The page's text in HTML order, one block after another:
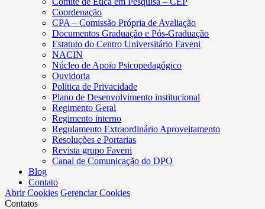
Coordenação
CPA – Comissão Própria de Avaliação
Documentos Graduação e Pós-Graduação
Estatuto do Centro Universitário Faveni
NACIN
Núcleo de Apoio Psicopedagógico
Ouvidoria
Política de Privacidade
Plano de Desenvolvimento institucional
Regimento Geral
Regimento interno
Regulamento Extraordinário Aproveitamento
Resoluções e Portarias
Revista grupo Faveni
Canal de Comunicação do DPO
Blog
Contato
Abrir Cookies Gerenciar Cookies
Contatos